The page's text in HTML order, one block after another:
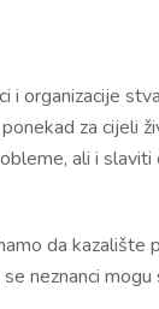
i organizacije
za cijeli
ali i
da
neznanci